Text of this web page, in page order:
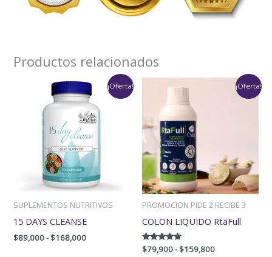
Productos relacionados
¡Oferta!
SUPLEMENTOS NUTRITIVOS
15 DAYS CLEANSE
$89,000-$168,000
Rango
de
precios:
desde
$89,000
hasta
$168,000
¡Oferta!
PROMOCION PIDE 2 RECIBE 3
COLON LIQUIDO RtaFull
Valorado
con
$79,900-$159,800
Rango